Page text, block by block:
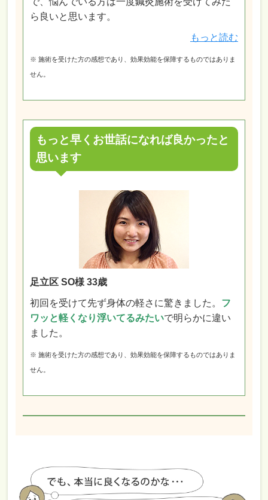
ら良いと思います。
もっと読む
※ 施術を受けた方の感想であり、効果効能を保障するものではありま
せん。
もっと早くお世話になれば良かったと
思います
足立区 SO様 33歳
初回を受けて先ず身体の軽さに驚きました。 フ
ワッと軽くなり浮いてるみたいで明らかに違い
ました。
※ 施術を受けた方の感想であり、効果効能を保障するものではありま
せん。